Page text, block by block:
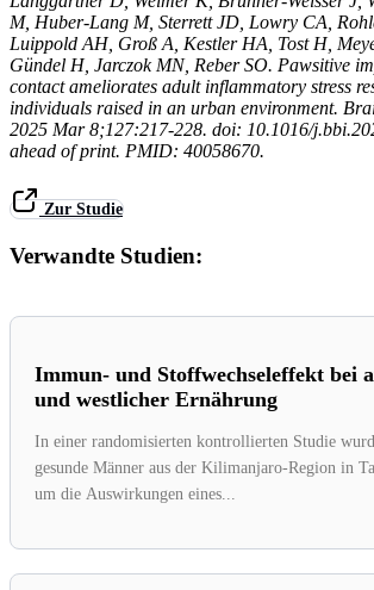
M, Huber-Lang M, Sterrett JD, Lowry CA,
Luippold AH, Groß A, Kestler HA, Tost H,
Gündel H, Jarczok MN, Reber SO. Pawsitive
contact ameliorates adult inflammatory stress
individuals raised in an urban environment.
2025 Mar 8;127:217-228. doi: 10.1016/
ahead of print. PMID: 40058670.
Zur Studie
Verwandte Studien:
Immun- und Stoffwechseleffekt bei
und westlicher Ernährung
In einer randomisierten kontrollierten Studie
gesunde Männer aus der Kilimanjaro-Region in
um die Auswirkungen eines...